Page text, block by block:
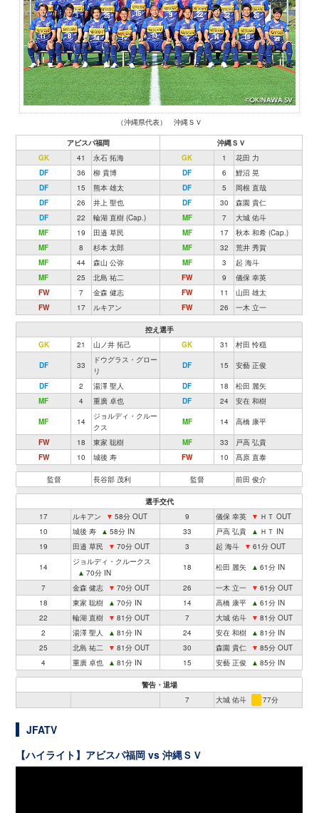
（沖縄県代表） 沖縄ＳＶ
アビスパ福岡
沖縄ＳＶ
GK
41 永石 拓海 GK 1
花田 力
DF
36 柳 貴博 DF 6
鯉沼 晃
DF
15 熊本 雄太 DF 5
岡根 直哉
DF
26 井上 聖也 DF 30
森園 貴仁
DF
22 輪湖 直樹 (Cap.) MF 7
大城 佑斗
MF
19 田邉 草民 MF 17
秋本 和希 (Cap.)
MF
8 杉本 太郎 MF 32
荒井 秀賀
MF
44 森山 公弥 MF 3
起 海斗
MF
25 北島 祐二 FW 9
儀保 幸英
FW
7 金森 健志 FW 11
山田 雄太
FW
17 ルキアン FW 26 一木 立一
控え選手
GK
21 山ノ井 拓己 GK 31 村田 怜穏
DF 33
ドウグラス・グロー
リ
DF 15 安藝 正俊
DF 2 湯澤 聖人 DF 18
松田 麗矢
MF
4 重廣 卓也 DF 24 安在 和樹
MF 14
ジョルディ・クルー
クス
MF 14 高橋 康平
FW 18 東家 聡樹 MF 33
戸高 弘貴
FW
10 城後 寿 FW 10 髙原 直泰
監督 長谷部 茂利 監督 前田 俊介
選手交代
17
ルキアン ▼ 58分 OUT 9 儀保 幸英 ▼ ＨＴ OUT
10
城後 寿 ▲ 58分 IN 33 戸高 弘貴 ▲ ＨＴ IN
19
田邉 草民 ▼ 70分 OUT 3 起 海斗 ▼ 61分 OUT
14
ジョルディ・クルークス
▲ 70分 IN
18 松田 麗矢 ▲ 61分 IN
7 金森 健志 ▼ 70分 OUT 26 一木 立一 ▼ 61分 OUT
18
東家 聡樹 ▲ 70分 IN 14 高橋 康平 ▲ 61分 IN
22
輪湖 直樹 ▼ 81分 OUT 7 大城 佑斗 ▼ 81分 OUT
2
湯澤 聖人 ▲ 81分 IN 24 安在 和樹 ▲ 81分 IN
25
北島 祐二 ▼ 81分 OUT 30 森園 貴仁 ▼ 85分 OUT
4
重廣 卓也 ▲ 81分 IN 15 安藝 正俊 ▲ 85分 IN
警告・退場
7
大城 佑斗 77分
JFATV
【ハイライト】アビスパ福岡 vs 沖縄ＳＶ